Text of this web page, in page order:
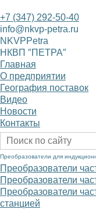
+7 (347) 292-50-40
info@nkvp-petra.ru
NKVPPetra
НКВП ″ПЕТРА″
Главная
О предприятии
География поставок
Видео
Новости
Контакты
Преобразователи для
Преобразователи
Преобразователи
Преобразователи
станцией